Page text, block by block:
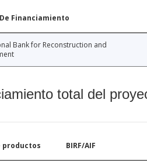
Financiamiento
Bank for Reconstruction and
total del
productos BIRF/AIF